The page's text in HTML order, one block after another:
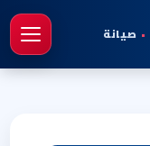
• صيانة